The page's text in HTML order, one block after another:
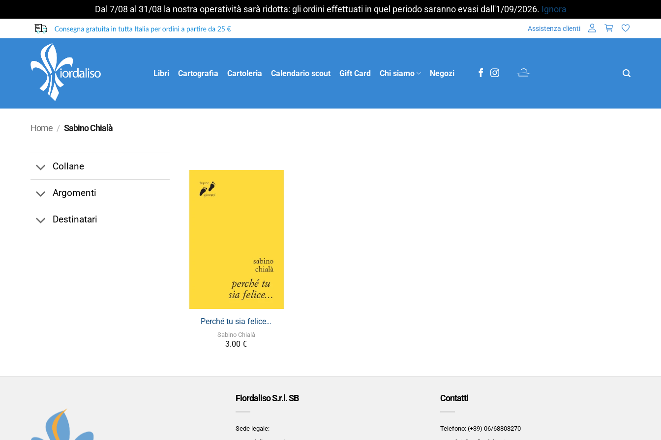
Dal 7/08 al 31/08 la nostra operatività sarà ridotta: gli ordini effettuati in quel periodo saranno evasi dall'1/09/2026. Ignora
ai
Assistenza clienti
Libri Cartografia Cartoleria Calendario scout Gift Card Chi siamo Negozi
Home / Sabino Chialà
Collane
Argomenti
Destinatari
Perché tu sia felice…
Sabino Chialà
3.00€
Fiordaliso S.r.l. SB
Sede legale:
Contatti
Telefono: (+39) 06/68808270